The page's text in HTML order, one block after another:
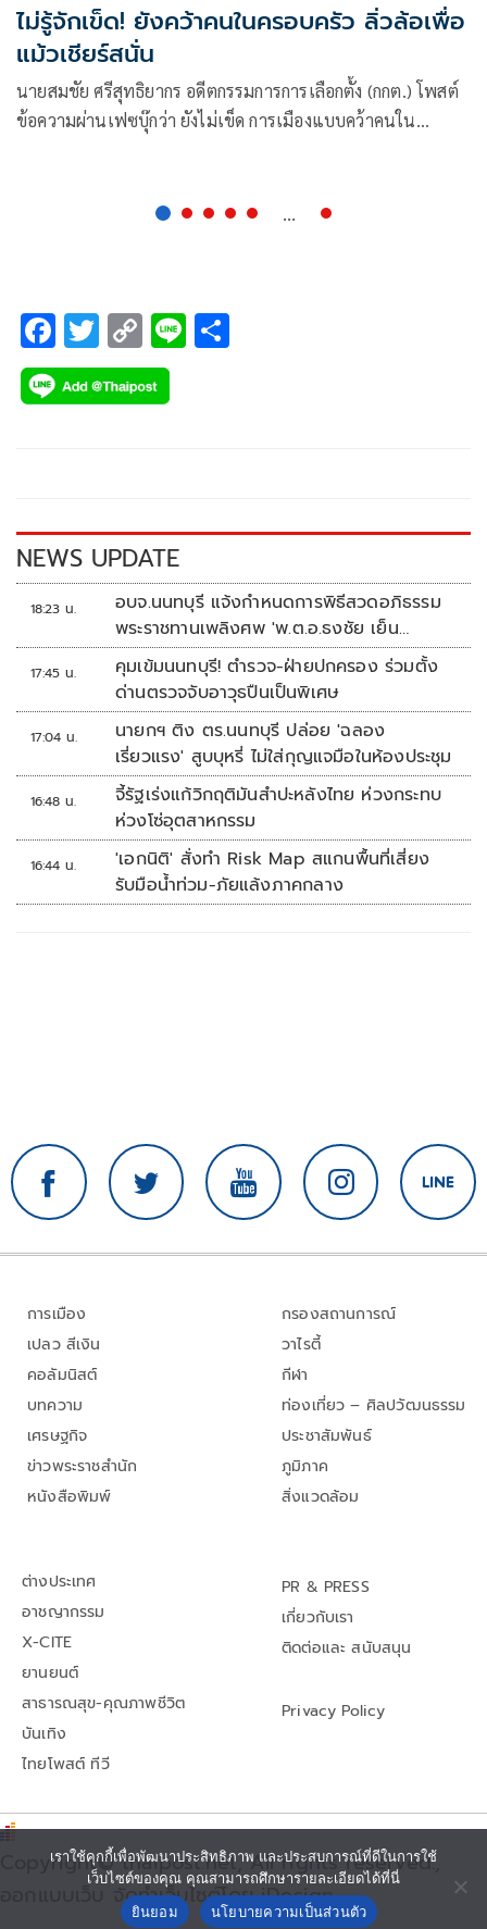
ไม่รู้จักเข็ด! ยังคว้าคนในครอบครัว ลิ่วล้อเพื่อ
แม้วเชียร์สนั่น
นายสมชัย ศรีสุทธิยากร อดีตกรรมการการเลือกตั้ง (กกต.) โพสต์
ข้อความผ่านเฟซบุ๊กว่า ยังไม่เข็ด การเมืองแบบคว้าคนใน
...
F
ac
e
k
T
wi
tt
C
o
p
k
Li
NEWS UPDATE
18:23 น.
อบจ.นนทบุรี แจ้งกำหนดการพิธีสวดอภิธรรม
พระราชทานเพลิงศพ 'พ.ต.อ.ธงชัย เย็น
ประเสริฐ'
17:45 น.
คุมเข้มนนทบุรี! ตำรวจ-ฝ่ายปกครอง ร่วมตั้ง
ด่านตรวจจับอาวุธปืนเป็นพิเศษ
17:04 น.
นายกฯ ติง ตร.นนทบุรี ปล่อย 'ฉลอง
เรี่ยวแรง' สูบบุหรี่ ไม่ใส่กุญแจมือในห้องประชุม
16:48 น.
จี้รัฐเร่งแก้วิกฤติมันสำปะหลังไทย ห่วงกระทบ
ห่วงโซ่อุตสาหกรรม
16:44 น.
'เอกนิติ' สั่งทำ Risk Map สแกนพื้นที่เสี่ยง
รับมือน้ำท่วม-ภัยแล้งภาคกลาง
การเมือง
เปลว สีเงิน
คอลัมนิสต์
บทความ
เศรษฐกิจ
ข่าวพระราชสำนัก
หนังสือพิมพ์
กรองสถานการณ์
วาไรตี้
กีฬา
ท่องเที่ยว – ศิลปวัฒนธรรม
ประชาสัมพันธ์
ภูมิภาค
สิ่งแวดล้อม
ต่างประเทศ
อาชญากรรม
X-CITE
ยานยนต์
สาธารณสุข-คุณภาพชีวิต
บันเทิง
ไทยโพสต์ ทีวี
PR & PRESS
เกี่ยวกับเรา
ติดต่อและ สนับสนุน
Privacy Policy
Copyright© thaipost.net, All rights reserved.,
ออกแบบเว็บ จัดทำเว็บไซต์โดย iDesign
เราใช้คุกกี้เพื่อพัฒนาประสิทธิภาพ และประสบการณ์ที่ดีในการใช้
เว็บไซต์ของคุณ คุณสามารถศึกษารายละเอียดได้ที่นี่
ยินยอม
นโยบายความเป็นส่วนตัว